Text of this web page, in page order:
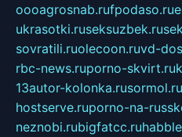
oooagrosnab.rufpodaso.ru
ukrasotki.ruseksuzbek.ru
sovratili.ruolecoon.ruvd-
rbc-news.ruporno-skvirt.ru
13autor-kolonka.rusormol.ru
hostserve.ruporno-na-
neznobi.rubigfatcc.ru